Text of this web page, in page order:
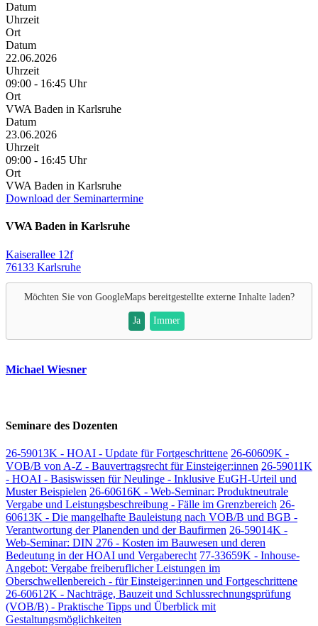
Datum
Uhrzeit
Ort
Datum
22.06.2026
Uhrzeit
09:00 - 16:45 Uhr
Ort
VWA Baden in Karlsruhe
Datum
23.06.2026
Uhrzeit
09:00 - 16:45 Uhr
Ort
VWA Baden in Karlsruhe
Download der Seminartermine
VWA Baden in Karlsruhe
Kaiserallee 12f
76133 Karlsruhe
Möchten Sie von GoogleMapsbereitgestellte externe Inhalte laden?
Ja Immer
Michael Wiesner
Seminare des Dozenten
26-59013K - HOAI - Update für Fortgeschrittene 26-60609K -
VOB/B von A-Z - Bauvertragsrecht für Einsteiger:innen 26-59011K
- HOAI - Basiswissen für Neulinge - Inklusive EuGH-Urteil und
Muster Beispielen 26-60616K - Web-Seminar: Produktneutrale
Vergabe und Leistungsbeschreibung - Fälle im Grenzbereich 26-
60613K - Die mangelhafte Bauleistung nach VOB/B und BGB -
Verantwortung der Planenden und der Baufirmen 26-59014K -
Web-Seminar: DIN 276 - Kosten im Bauwesen und deren
Bedeutung in der HOAI und Vergaberecht 77-33659K - Inhouse-
Angebot: Vergabe freiberuflicher Leistungen im
Oberschwellenbereich - für Einsteiger:innen und Fortgeschrittene
26-60612K - Nachträge, Bauzeit und Schlussrechnungsprüfung
(VOB/B) - Praktische Tipps und Überblick mit
Gestaltungsmöglichkeiten